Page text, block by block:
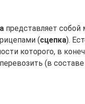
представляет
(сцепка).
которого, в
(в